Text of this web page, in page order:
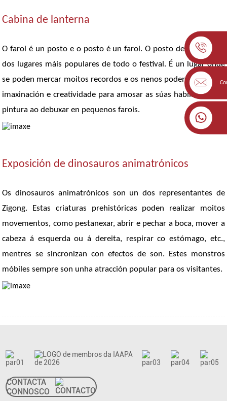
Cabina de lanterna
O farol é un posto e o posto é un farol. O posto de farois é un
dos lugares máis populares de todo o festival. É un lugar onde
se poden mercar moitos recordos e os nenos poden usar a súa
imaxinación e creatividade para amosar as súas habilidades de
pintura ao debuxar en pequenos farois.
Exposición de dinosauros animatrónicos
Os dinosauros animatrónicos son un dos representantes de
Zigong. Estas criaturas prehistóricas poden realizar moitos
movementos, como pestanexar, abrir e pechar a boca, mover a
cabeza á esquerda ou á dereita, respirar co estómago, etc.,
mentres se sincronizan con efectos de son. Estes monstros
móbiles sempre son unha atracción popular para os visitantes.
CONTACTA
CONNOSCO